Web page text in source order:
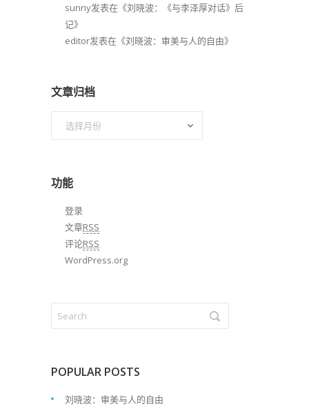
sunny发表在《刘晓波：《与李泽厚对话》后
记》
editor发表在《刘晓波：审美与人的自由》
文章归档
功能
登录
文章RSS
评论RSS
WordPress.org
POPULAR POSTS
刘晓波：审美与人的自由